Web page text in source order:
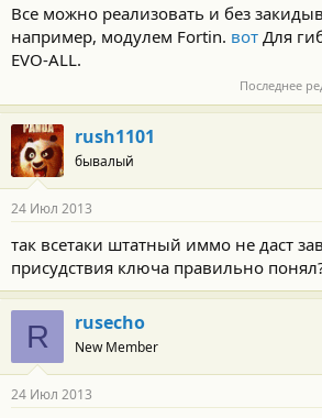
Все можно реализовать и без
например, модулем Fortin. вот Для
EVO-ALL.
Последнее
rush1101
бывалый
24 Июл 2013
так всетаки штатный иммо не даст
присудствия ключа правильно
R rusecho
New Member
24 Июл 2013